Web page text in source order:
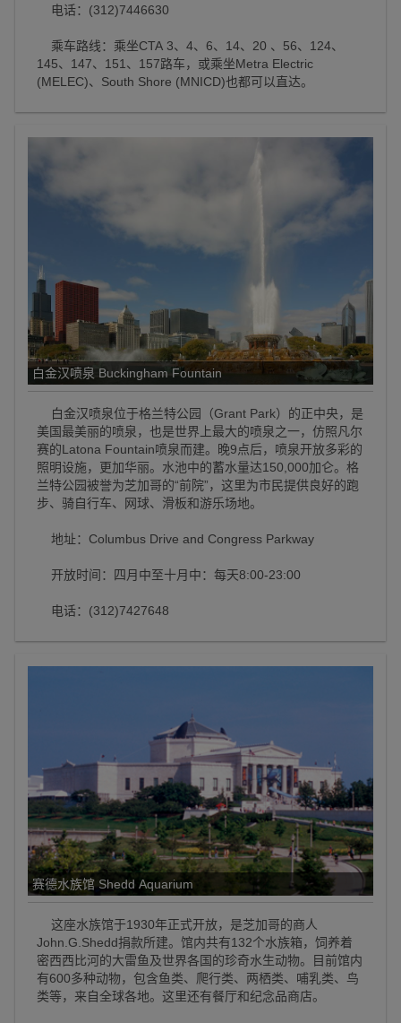
电话：(312)7446630
乘车路线：乘坐CTA 3、4、6、14、20 、56、124、
145、147、151、157路车，或乘坐Metra Electric
(MELEC)、South Shore (MNICD)也都可以直达。
白金汉喷泉 Buckingham Fountain
白金汉喷泉位于格兰特公园（Grant Park）的正中央，是
美国最美丽的喷泉，也是世界上最大的喷泉之一，仿照凡尔
赛的Latona Fountain喷泉而建。晚9点后，喷泉开放多彩的
照明设施，更加华丽。水池中的蓄水量达150,000加仑。格
兰特公园被誉为芝加哥的“前院”，这里为市民提供良好的跑
步、骑自行车、网球、滑板和游乐场地。
地址：Columbus Drive and Congress Parkway
开放时间：四月中至十月中：每天8:00-23:00
电话：(312)7427648
赛德水族馆 Shedd Aquarium
这座水族馆于1930年正式开放，是芝加哥的商人
John.G.Shedd捐款所建。馆内共有132个水族箱，饲养着
密西西比河的大雷鱼及世界各国的珍奇水生动物。目前馆内
有600多种动物，包含鱼类、爬行类、两栖类、哺乳类、鸟
类等，来自全球各地。这里还有餐厅和纪念品商店。